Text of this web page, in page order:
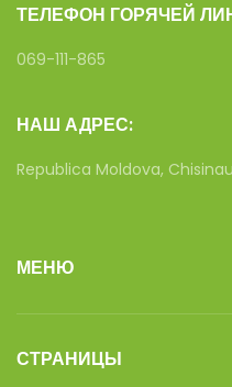
ТЕЛЕФОН ГОРЯЧЕЙ
069-111-865
НАШ АДРЕС:
Republica Moldova,
МЕНЮ
СТРАНИЦЫ